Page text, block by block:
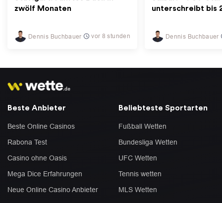
zwölf Monaten
Dennis Buchbauer vor 8 stunden
unterschreibt bis
Dennis Buchbauer
Beste Anbieter
Beste Online Casinos
Rabona Test
Casino ohne Oasis
Mega Dice Erfahrungen
Neue Online Casino Anbieter
Beliebteste Sportarten
Fußball Wetten
Bundesliga Wetten
UFC Wetten
Tennis wetten
MLS Wetten